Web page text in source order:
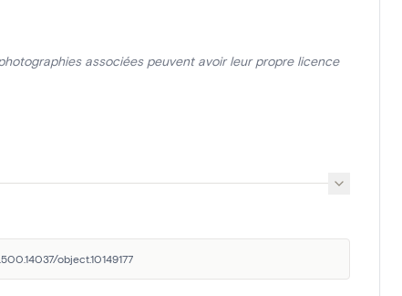
associées peuvent avoir leur propre licence
object.10149177